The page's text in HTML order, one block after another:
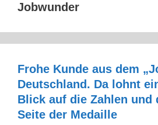
Jobwunder
Frohe Kunde aus dem
Deutschland. Da lohnt
Blick auf die Zahlen und
Seite der Medaille